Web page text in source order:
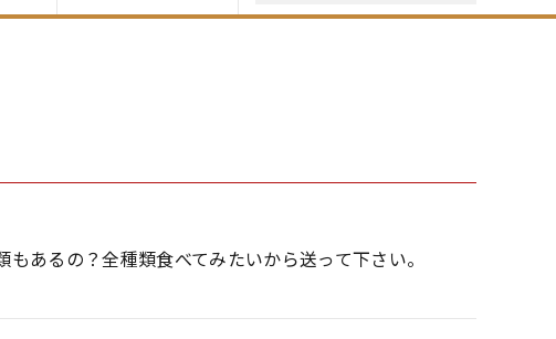
あるの？全種類食べてみたいから送って下さい。